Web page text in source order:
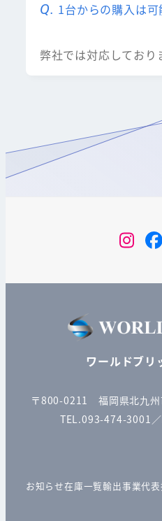
1台からの購入は可
弊社では対応しており
ワールドブリ
〒800-0211 福岡県北九
TEL.093-474-3001
お知らせ在庫一覧輸出事業代